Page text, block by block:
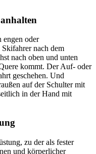
engen oder
nach dem
nach oben und unten
kommt. Der Auf- oder
geschehen. Und
auf der Schulter mit
in der Hand mit
zu der als fester
und körperlicher